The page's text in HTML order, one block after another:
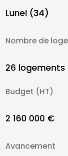
Lunel (34)
Nombre de
26
Budget (HT)
2 160 000 €
Avancement